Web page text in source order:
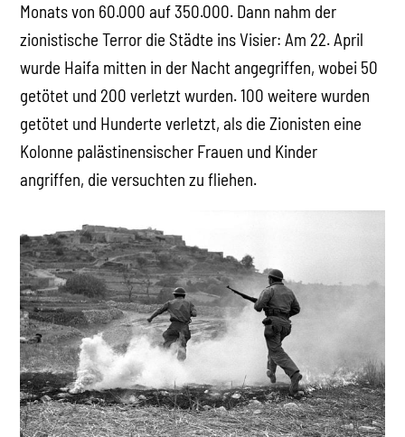
Monats von 60.000 auf 350.000. Dann nahm der
zionistische Terror die Städte ins Visier: Am 22. April
wurde Haifa mitten in der Nacht angegriffen, wobei 50
getötet und 200 verletzt wurden. 100 weitere wurden
getötet und Hunderte verletzt, als die Zionisten eine
Kolonne palästinensischer Frauen und Kinder
angriffen, die versuchten zu fliehen.